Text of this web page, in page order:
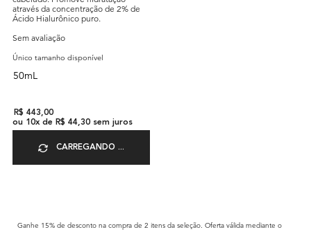
através da concentração de 2% de
Ácido Hialurônico puro.
Sem avaliação
Único tamanho disponível
50mL
R$ 443,00
ou 10x de R$ 44,30 sem juros
CARREGANDO ...
Ganhe 15% de desconto na compra de 2 itens da seleção. Oferta válida mediante o